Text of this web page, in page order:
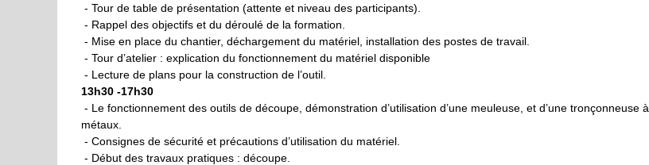
- Tour de table de présentation (attente et niveau des participants).
- Rappel des objectifs et du déroulé de la formation.
- Mise en place du chantier, déchargement du matériel, installation des postes de travail.
- Tour d’atelier : explication du fonctionnement du matériel disponible
- Lecture de plans pour la construction de l’outil.
13h30 -17h30
- Le fonctionnement des outils de découpe, démonstration d’utilisation d’une meuleuse, et d’une tronçonneuse à
métaux.
- Consignes de sécurité et précautions d’utilisation du matériel.
- Début des travaux pratiques : découpe.